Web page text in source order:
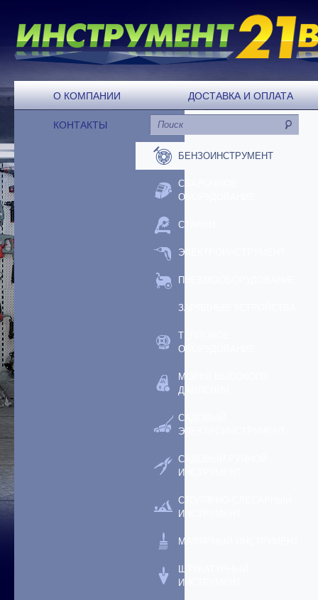
О КОМПАНИИ ДОСТАВКА И ОПЛАТА
КОНТАКТЫ
БЕНЗОИНСТРУМЕНТ
СВАРОЧНОЕ
ОБОРУДОВАНИЕ
СТАНКИ
ЭЛЕКТРОИНСТРУМЕНТ
ПНЕВМООБОРУДОВАНИЕ
ЗАРЯДНЫЕ УСТРОЙСТВА
ТЕПЛОВОЕ
ОБОРУДОВАНИЕ
МОЙКИ ВЫСОКОГО
ДАВЛЕНИЯ
САДОВЫЙ
ЭЛЕКТРОИНСТРУМЕНТ
САДОВЫЙ РУЧНОЙ
ИНСТРУМЕНТ
СТОЛЯРНО-СЛЕСАРНЫЙ
ИНСТРУМЕНТ
МАЛЯРНЫЙ ИНСТРУМЕНТ
ШТУКАТУРНЫЙ
ИНСТРУМЕНТ